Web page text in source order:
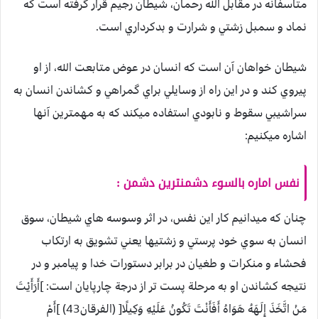
متاسفانه در مقابل الله رحمان، شيطان رجيم قرار گرفته است كه
نماد و سمبل زشتي و شرارت و بدكرداري است.
شيطان خواهان آن است كه انسان در عوض متابعت الله، از او
پيروي كند و در اين راه از وسايلي براي گمراهي و كشاندن انسان به
سراشيبي سقوط و نابودي استفاده ميكند كه به مهمترين آنها
اشاره ميكنيم:
نفس اماره بالسوء دشمنترين دشمن :
چنان كه ميدانيم كار اين نفس، در اثر وسوسه هاي شيطان، سوق
انسان به سوي خود پرستي و زشتيها يعني تشويق به ارتكاب
فحشاء و منكرات و طغيان در برابر دستورات خدا و پيامبر و در
نتيجه كشاندن او به مرحلة پست تر از درجة چارپايان است: ]أَرَأَيْتَ
مَنْ اتَّخَذَ إِلَهَهُ هَوَاهُ أَفَأَنْتَ تَكُونُ عَلَيْهِ وَكِيلًا[ (الفرقان43) ]أَمْ